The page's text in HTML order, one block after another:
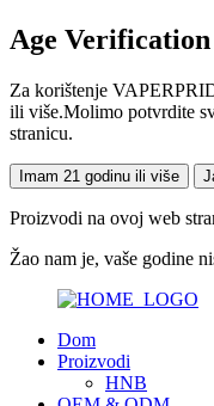
Age Verification
Za korištenje
ili više.Molimo potvrdite
stranicu.
Imam 21 godinu ili više
Proizvodi na ovoj web
Žao nam je, vaše godine
Dom
Proizvodi
HNB